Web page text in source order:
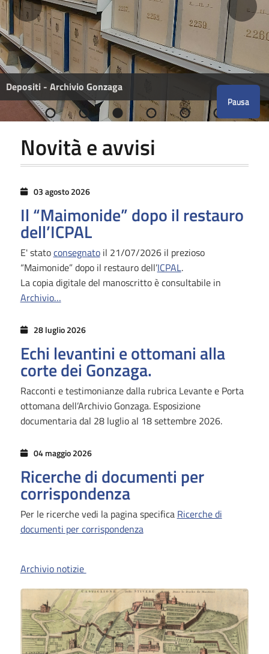
Depositi - Archivio Gonzaga
Pausa
Novità e avvisi
03 agosto 2026
Il “Maimonide” dopo il restauro
dell’ICPAL
E' statoconsegnatoil 21/07/2026 il prezioso
“Maimonide” dopo il restauro dell’ICPAL.
La copia digitale del manoscritto è consultabile in
Archivio…
28 luglio 2026
Echi levantini e ottomani alla
corte dei Gonzaga.
Racconti e testimonianze dalla rubrica Levante e Porta
ottomana dell’Archivio Gonzaga. Esposizione
documentaria dal 28 luglio al 18 settembre 2026.
04 maggio 2026
Ricerche di documenti per
corrispondenza
Per le ricerche vedi la pagina specifica Ricerche di
documenti per corrispondenza
Archivio notizie